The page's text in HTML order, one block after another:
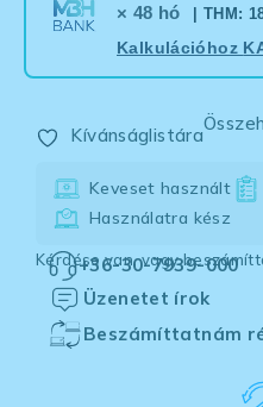
× 48 hó
| THM:
Kalkulációhoz
Kívánságlistára
Keveset használt
Használatra kész
Kérdése van, vagy
+36-30-7939-000
Üzenetet írok
Beszámíttatnám